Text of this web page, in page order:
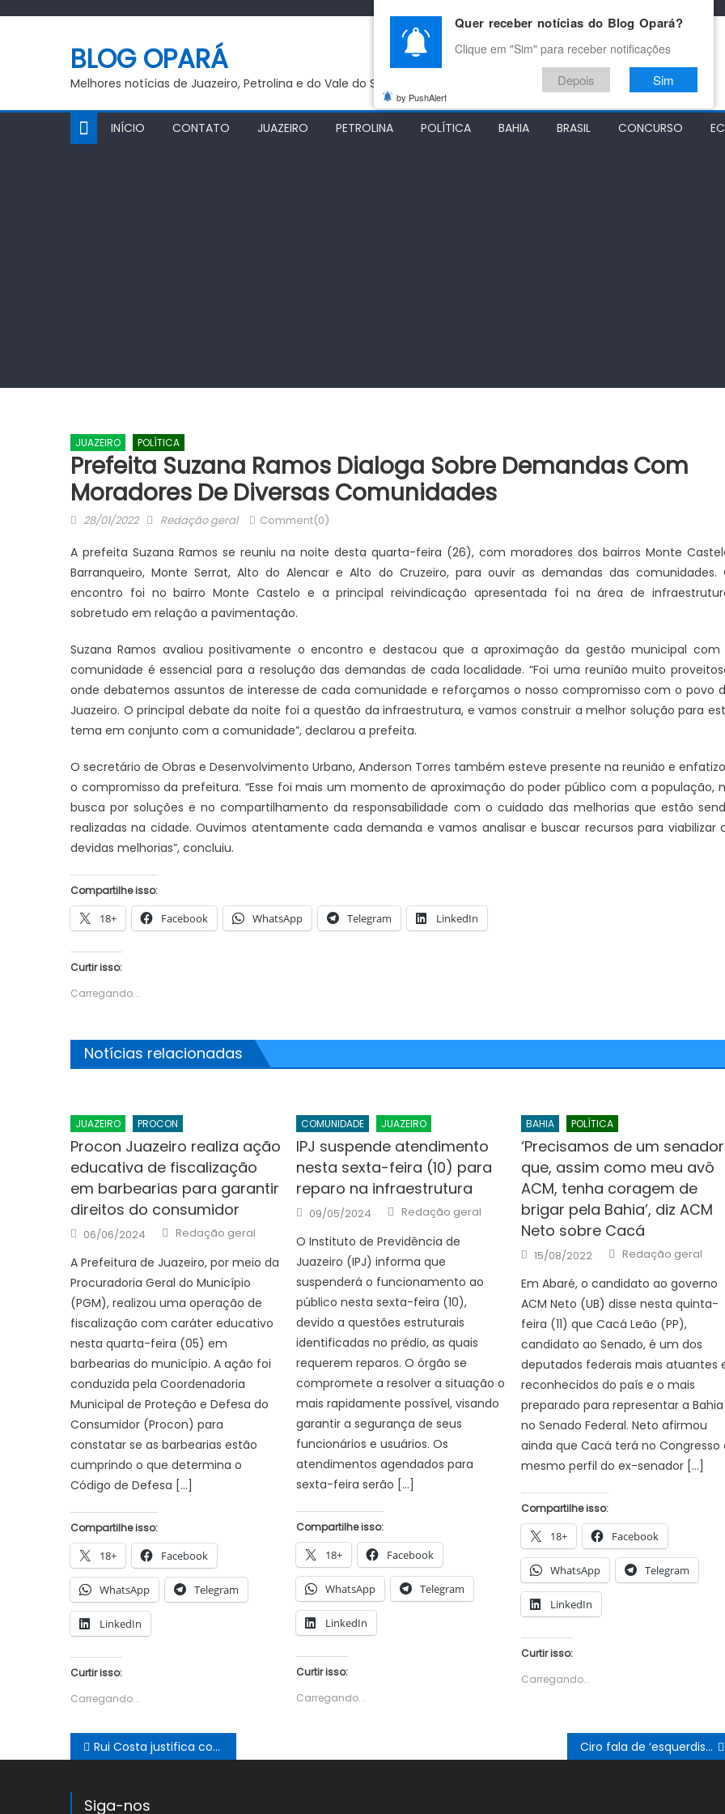
BLOG OPARÁ
Melhores notícias de Juazeiro, Petrolina e do Vale do São Francisco
INÍCIO CONTATO JUAZEIRO PETROLINA POLÍTICA BAHIA BRASIL CONCURSO
JUAZEIRO POLÍTICA
Prefeita Suzana Ramos Dialoga Sobre Demandas Com
Moradores De Diversas Comunidades
Posted
28/01/2022 Author
Redação geral Comment(0)
A prefeita Suzana Ramos se reuniu na noite desta quarta-feira (26), com moradores dos bairros Monte
Barranqueiro, Monte Serrat, Alto do Alencar e Alto do Cruzeiro, para ouvir as demandas das comunidades.
encontro foi no bairro Monte Castelo e a principal reivindicação apresentada foi na área de
sobretudo em relação a pavimentação.
Suzana Ramos avaliou positivamente o encontro e destacou que a aproximação da gestão municipal com
comunidade é essencial para a resolução das demandas de cada localidade. “Foi uma reunião muito
onde debatemos assuntos de interesse de cada comunidade e reforçamos o nosso compromisso com o povo
Juazeiro. O principal debate da noite foi a questão da infraestrutura, e vamos construir a melhor solução para
tema em conjunto com a comunidade”, declarou a prefeita.
O secretário de Obras e Desenvolvimento Urbano, Anderson Torres também esteve presente na reunião e
o compromisso da prefeitura. “Esse foi mais um momento de aproximação do poder público com a população,
busca por soluções e no compartilhamento da responsabilidade com o cuidado das melhorias que estão
realizadas na cidade. Ouvimos atentamente cada demanda e vamos analisar e buscar recursos para viabilizar
devidas melhorias”, concluiu.
Compartilhe isso:
18+ Facebook WhatsApp Telegram LinkedIn
Curtir isso:
Carregando...
Notícias relacionadas
JUAZEIRO PROCON
Procon Juazeiro realiza ação
educativa de fiscalização
em barbearias para garantir
direitos do consumidor
Posted
on
06/06/2024 Author
Redação geral
A Prefeitura de Juazeiro, por meio da
Procuradoria Geral do Município
(PGM), realizou uma operação de
fiscalização com caráter educativo
nesta quarta-feira (05) em
barbearias do município. A ação foi
conduzida pela Coordenadoria
Municipal de Proteção e Defesa do
Consumidor (Procon) para
constatar se as barbearias estão
cumprindo o que determina o
Código de Defesa […]
Compartilhe isso:
18+ Facebook
WhatsApp Telegram
LinkedIn
Curtir isso:
Carregando...
COMUNIDADE JUAZEIRO
IPJ suspende atendimento
nesta sexta-feira (10) para
reparo na infraestrutura
Posted
on
09/05/2024 Author
Redação geral
O Instituto de Previdência de
Juazeiro (IPJ) informa que
suspenderá o funcionamento ao
público nesta sexta-feira (10),
devido a questões estruturais
identificadas no prédio, as quais
requerem reparos. O órgão se
compromete a resolver a situação o
mais rapidamente possível, visando
garantir a segurança de seus
funcionários e usuários. Os
atendimentos agendados para
sexta-feira serão […]
Compartilhe isso:
18+ Facebook
WhatsApp Telegram
LinkedIn
Curtir isso:
Carregando...
BAHIA POLÍTICA
‘Precisamos de um senador
que, assim como meu avô
ACM, tenha coragem de
brigar pela Bahia’, diz ACM
Neto sobre Cacá
Posted
on
15/08/2022 Author
Redação geral
Em Abaré, o candidato ao governo
ACM Neto (UB) disse nesta quinta-
feira (11) que Cacá Leão (PP),
candidato ao Senado, é um dos
deputados federais mais atuantes
reconhecidos do país e o mais
preparado para representar a Bahia
no Senado Federal. Neto afirmou
ainda que Cacá terá no Congresso
mesmo perfil do ex-senador […]
Compartilhe isso:
18+ Facebook
WhatsApp Telegram
LinkedIn
Curtir isso:
Carregando...
Navegação
de
Post
Rui Costa justifica concessão do Palácio Rio Branco: ‘Dar função pública’ Ciro fala de ‘esquerdismo infantil’ e diz que Estado deve arbitrar pouco em pauta de costumes
Siga-nos
Quer receber notícias do Blog Opará?
Clique em "Sim" para receber notificações
Depois Sim
by PushAlert